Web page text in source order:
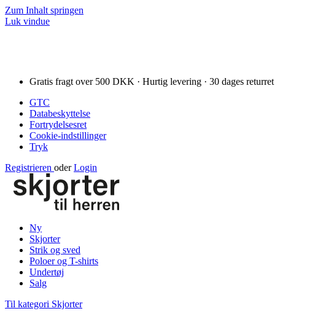
Zum Inhalt springen
Luk vindue
Gratis fragt over 500 DKK · Hurtig levering · 30 dages returret
GTC
Databeskyttelse
Fortrydelsesret
Cookie-indstillinger
Tryk
Registrieren oder Login
Ny
Skjorter
Strik og sved
Poloer og T-shirts
Undertøj
Salg
Til kategori Skjorter